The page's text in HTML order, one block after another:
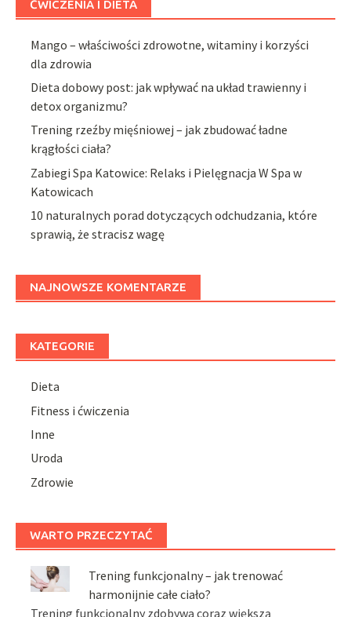
ĆWICZENIA I DIETA
Mango – właściwości zdrowotne, witaminy i korzyści
dla zdrowia
Dieta dobowy post: jak wpływać na układ trawienny i
detox organizmu?
Trening rzeźby mięśniowej – jak zbudować ładne
krągłości ciała?
Zabiegi Spa Katowice: Relaks i Pielęgnacja W Spa w
Katowicach
10 naturalnych porad dotyczących odchudzania, które
sprawią, że stracisz wagę
NAJNOWSZE KOMENTARZE
KATEGORIE
Dieta
Fitness i ćwiczenia
Inne
Uroda
Zdrowie
WARTO PRZECZYTAĆ
Trening funkcjonalny – jak trenować
harmonijnie całe ciało?
Trening funkcjonalny zdobywa coraz większą